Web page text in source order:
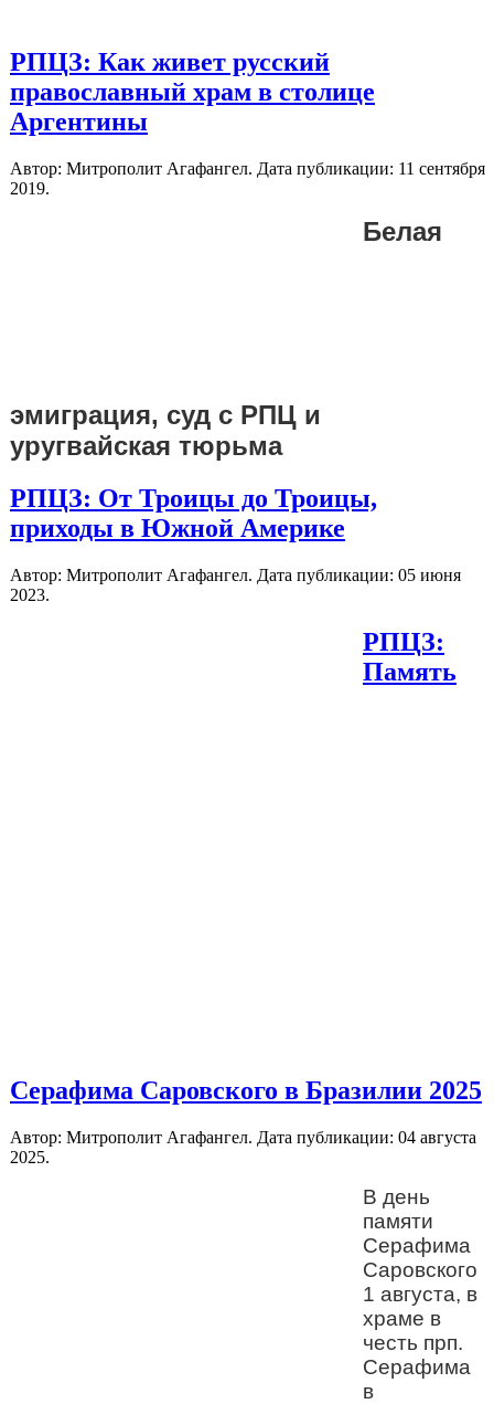
РПЦЗ: Как живет русский
православный храм в столице
Аргентины
Автор: Митрополит Агафангел. Дата публикации: 11 сентября
2019.
Белая
эмиграция, суд с РПЦ и
уругвайская тюрьма
РПЦЗ: От Троицы до Троицы,
приходы в Южной Америке
Автор: Митрополит Агафангел. Дата публикации: 05 июня
2023.
РПЦЗ:
Память
Серафима Саровского в Бразилии 2025
Автор: Митрополит Агафангел. Дата публикации: 04 августа
2025.
В день
памяти
Серафима
Саровского
1 августа, в
храме в
честь прп.
Серафима
в